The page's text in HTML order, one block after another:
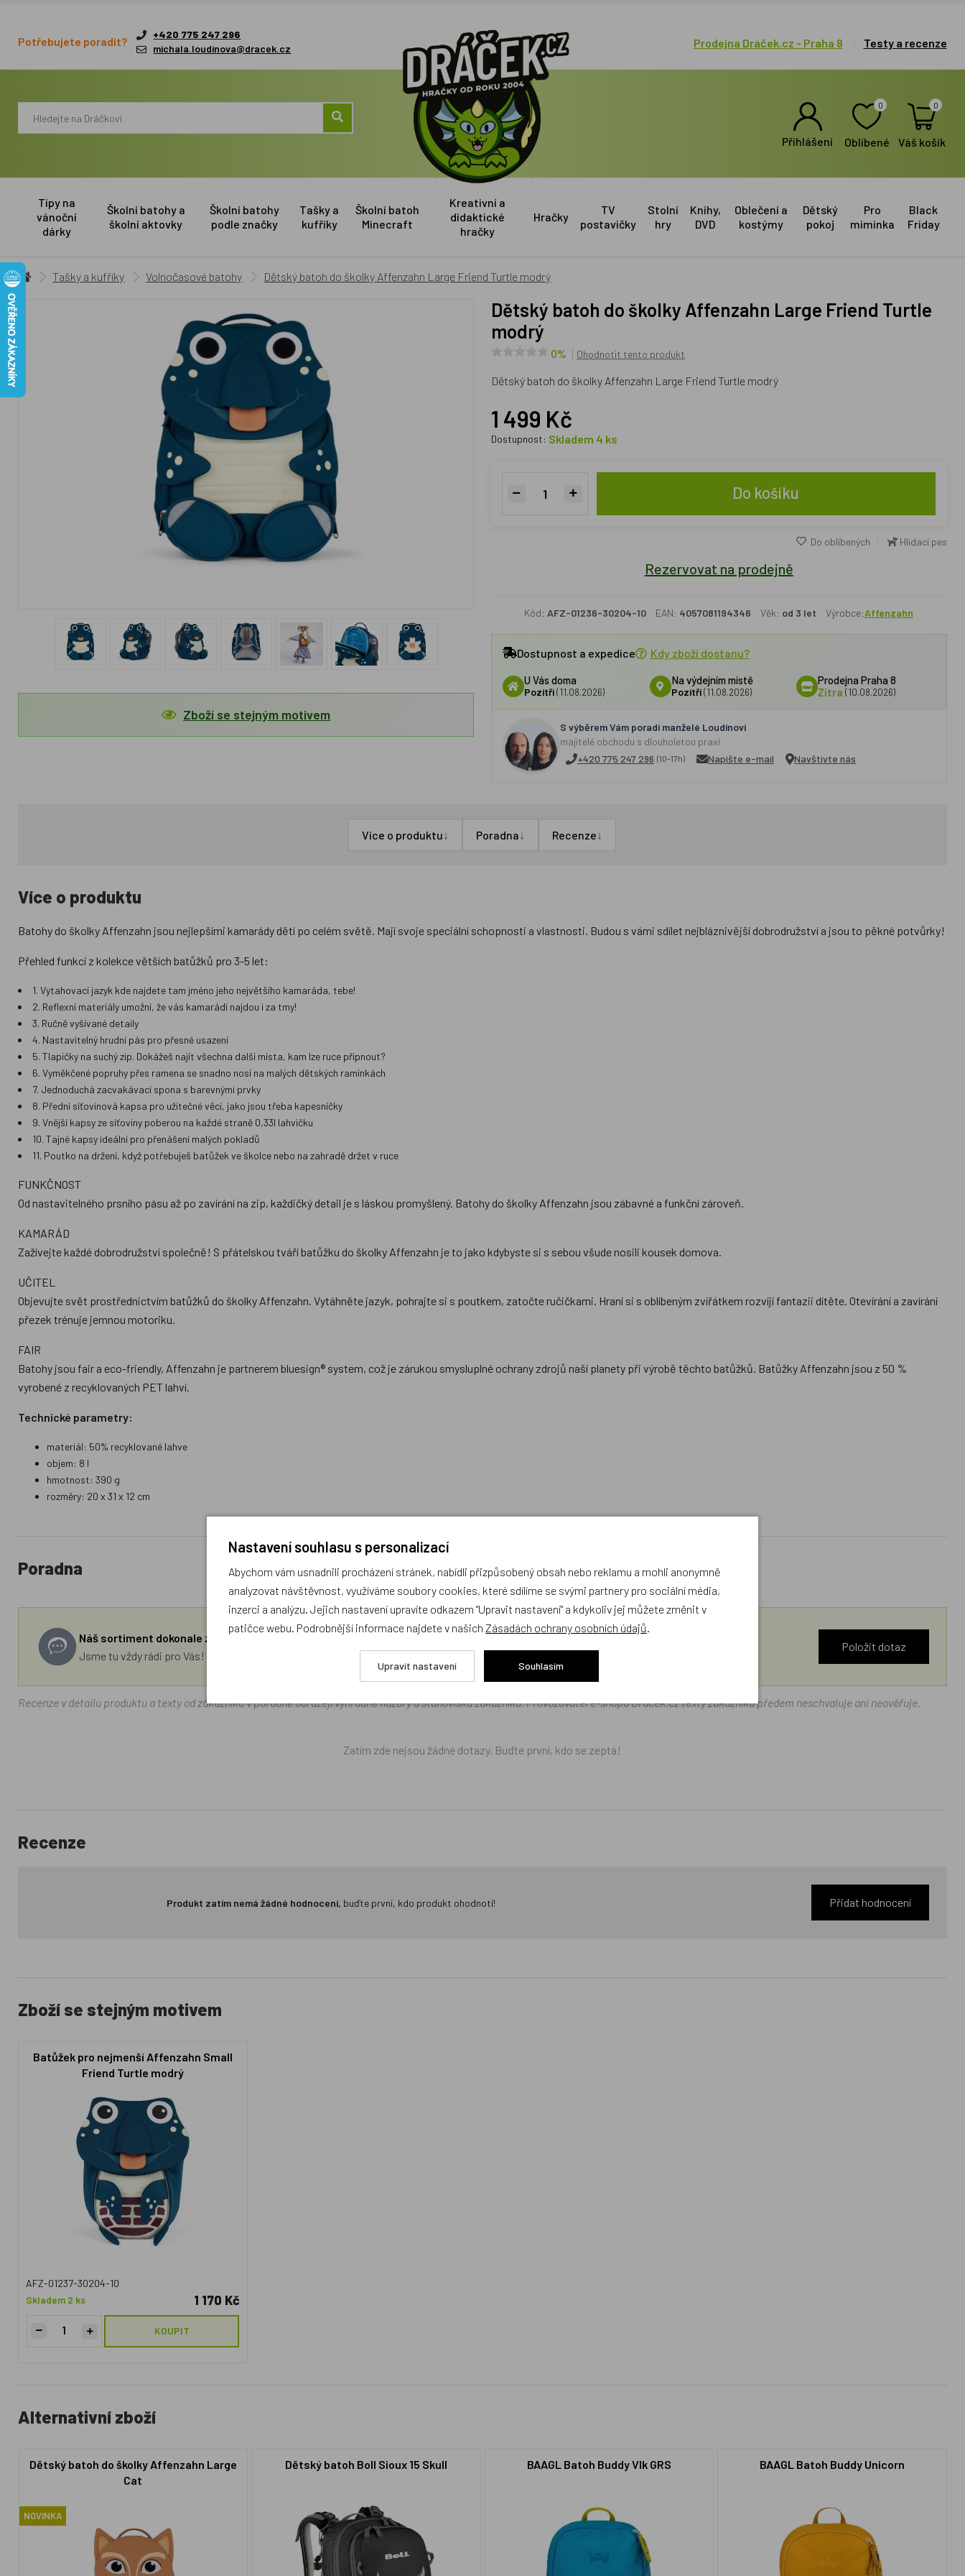
Potřebujete poradit?
+420 775 247 296
michala.loudinova@dracek.cz
Prodejna Dráček.cz - Praha 8 Testy a recenze
Přihlášení
0
Oblíbené
0
Váš košík
Tipy na
vánoční
dárky
Školní batohy a
školní aktovky
Školní batohy
podle značky
Tašky a
kufříky
Školní batoh
Minecraft
Kreativní a
didaktické
hračky
Hračky
TV
postavičky
Stolní
hry
Knihy,
DVD
Oblečení a
kostýmy
Dětský
pokoj
Pro
miminka
Black
Friday
Tašky a kufříky Volnočasové batohy Dětský batoh do školky Affenzahn Large Friend Turtle modrý
Zboží se stejným motivem
Dětský batoh do školky Affenzahn Large Friend Turtle
modrý
0% Ohodnotit tento produkt
Dětský batoh do školky Affenzahn Large Friend Turtle modrý
1 499 Kč
Dostupnost: Skladem 4 ks
Do košíku
Do oblíbených Hlídací pes
Rezervovat na prodejně
Kód: AFZ-01236-30204-10 EAN: 4057081194346 Věk: od 3 let Výrobce:Affenzahn
Dostupnost a expedice Kdy zboží dostanu?
U Vás doma
Pozítří(11.08.2026)
Na výdejním místě
Pozítří (11.08.2026)
Prodejna Praha 8
Zítra (10.08.2026)
S výběrem Vám poradí manželé Loudínovi
majitelé obchodu s dlouholetou praxí
+420 775 247 296 (10-17h) Napište e-mail Navštivte nás
Více o produktu↓ Poradna↓ Recenze↓
Více o produktu
Batohy do školky Affenzahn jsou nejlepšími kamarády dětí po celém světě. Mají svoje speciální schopnosti a vlastnosti. Budou s vámi sdílet nejbláznivější dobrodružství a jsou to pěkné potvůrky!
Přehled funkcí z kolekce větších batůžků pro 3-5 let:
1. Vytahovací jazyk kde najdete tam jméno jeho největšího kamaráda, tebe!
2. Reflexní materiály umožní, že vás kamarádi najdou i za tmy!
3. Ručně vyšívané detaily
4. Nastavitelný hrudní pás pro přesné usazení
5. Tlapičky na suchý zip. Dokážeš najít všechna další místa, kam lze ruce připnout?
6. Vyměkčené popruhy přes ramena se snadno nosí na malých dětských ramínkách
7. Jednoduchá zacvakávací spona s barevnými prvky
8. Přední síťovinová kapsa pro užitečné věci, jako jsou třeba kapesníčky
9. Vnější kapsy ze síťoviny poberou na každé straně 0,33l lahvičku
10. Tajné kapsy ideální pro přenášení malých pokladů
11. Poutko na držení, když potřebuješ batůžek ve školce nebo na zahradě držet v ruce
FUNKČNOST
Od nastavitelného prsního pásu až po zavírání na zip, každičký detail je s láskou promyšlený. Batohy do školky Affenzahn jsou zábavné a funkční zároveň.
KAMARÁD
Zažívejte každé dobrodružství společně! S přátelskou tváří batůžku do školky Affenzahn je to jako kdybyste si s sebou všude nosili kousek domova.
UČITEL
Objevujte svět prostřednictvím batůžků do školky Affenzahn. Vytáhněte jazyk, pohrajte si s poutkem, zatočte ručičkami. Hraní si s oblíbeným zvířátkem rozvíjí fantazii dítěte. Otevírání a zavírání
přezek trénuje jemnou motoriku.
FAIR
Batohy jsou fair a eco-friendly, Affenzahn je partnerem bluesign® system, což je zárukou smysluplné ochrany zdrojů naší planety při výrobě těchto batůžků. Batůžky Affenzahn jsou z 50 %
vyrobené z recyklovaných PET lahví.
Technické parametry:
materiál: 50% recyklované lahve
objem: 8 l
hmotnost: 390 g
rozměry: 20 x 31 x 12 cm
Poradna
Náš sortiment dokonale známe a rádi Vám poradíme s výběrem (Po–Pá, 10–17 hod).
Jsme tu vždy rádi pro Vás! Váš rodinný obchod Dráček.cz
Položit dotaz
Recenze v detailu produktu a texty od zákazníků v poradně odrážejí výhradně názory a stanoviska zákazníků. Provozovatel e-shopu Dráček.cz texty zákazníků předem neschvaluje ani neověřuje.
Zatím zde nejsou žádné dotazy. Buďte první, kdo se zeptá!
Recenze
Produkt zatím nemá žádné hodnocení, buďte první, kdo produkt ohodnotí! Přidat hodnocení
Zboží se stejným motivem
Batůžek pro nejmenší Affenzahn Small
Friend Turtle modrý
AFZ-01237-30204-10
Skladem 2 ks
1 170 Kč
KOUPIT
Alternativní zboží
Dětský batoh do školky Affenzahn Large
Cat
NOVINKA
Dětský batoh Boll Sioux 15 Skull BAAGL Batoh Buddy Vlk GRS BAAGL Batoh Buddy Unicorn
Nastavení souhlasu s personalizací
Abychom vám usnadnili procházení stránek, nabídli přizpůsobený obsah nebo reklamu a mohli anonymně
analyzovat návštěvnost, využíváme soubory cookies, které sdílíme se svými partnery pro sociální média,
inzerci a analýzu. Jejich nastavení upravíte odkazem "Upravit nastavení" a kdykoliv jej můžete změnit v
patičce webu. Podrobnější informace najdete v našich Zásadách ochrany osobních údajů.
Upravit nastavení Souhlasím